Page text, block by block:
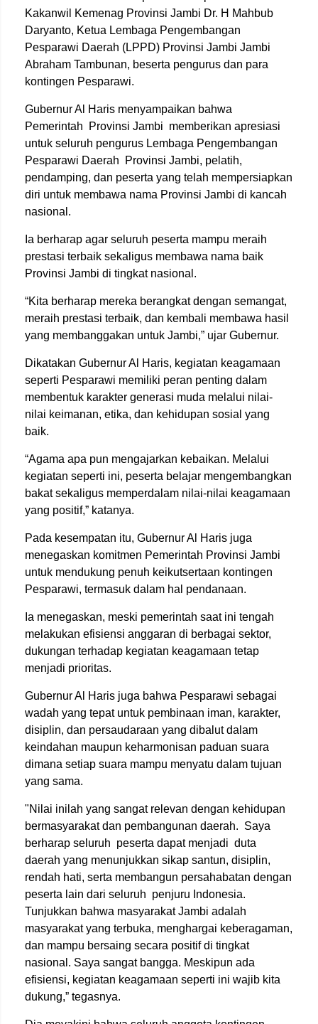
Kakanwil Kemenag Provinsi Jambi Dr. H Mahbub
Daryanto, Ketua Lembaga Pengembangan
Pesparawi Daerah (LPPD) Provinsi Jambi Jambi
Abraham Tambunan, beserta pengurus dan para
kontingen Pesparawi.
Gubernur Al Haris menyampaikan bahwa
Pemerintah
Provinsi Jambi memberikan apresiasi
untuk seluruh pengurus Lembaga Pengembangan
Pesparawi Daerah
Provinsi Jambi, pelatih,
pendamping, dan peserta yang telah mempersiapkan
diri untuk membawa nama Provinsi Jambi di kancah
nasional.
Ia berharap agar seluruh peserta mampu meraih
prestasi terbaik sekaligus membawa nama baik
Provinsi Jambi di tingkat nasional.
“Kita berharap mereka berangkat dengan semangat,
meraih prestasi terbaik, dan kembali membawa hasil
yang membanggakan untuk Jambi,” ujar Gubernur.
Dikatakan Gubernur Al Haris, kegiatan keagamaan
seperti Pesparawi memiliki peran penting dalam
membentuk karakter generasi muda melalui nilai-
nilai keimanan, etika, dan kehidupan sosial yang
baik.
“Agama apa pun mengajarkan kebaikan. Melalui
kegiatan seperti ini, peserta belajar mengembangkan
bakat sekaligus memperdalam nilai-nilai keagamaan
yang positif,” katanya.
Pada kesempatan itu, Gubernur Al Haris juga
menegaskan komitmen Pemerintah Provinsi Jambi
untuk mendukung penuh keikutsertaan kontingen
Pesparawi, termasuk dalam hal pendanaan.
Ia menegaskan, meski pemerintah saat ini tengah
melakukan efisiensi anggaran di berbagai sektor,
dukungan terhadap kegiatan keagamaan tetap
menjadi prioritas.
Gubernur Al Haris juga bahwa Pesparawi sebagai
wadah yang tepat untuk pembinaan iman, karakter,
disiplin, dan persaudaraan yang dibalut dalam
keindahan maupun keharmonisan paduan suara
dimana setiap suara mampu menyatu dalam tujuan
yang sama.
"Nilai inilah yang sangat relevan dengan kehidupan
bermasyarakat dan pembangunan daerah. Saya
berharap seluruh peserta dapat menjadi duta
daerah yang menunjukkan sikap santun, disiplin,
rendah hati, serta membangun persahabatan dengan
peserta lain dari seluruh penjuru Indonesia.
Tunjukkan bahwa masyarakat Jambi adalah
masyarakat yang terbuka, menghargai keberagaman,
dan mampu bersaing secara positif di tingkat
nasional. Saya sangat bangga. Meskipun ada
efisiensi, kegiatan keagamaan seperti ini wajib kita
dukung,” tegasnya.